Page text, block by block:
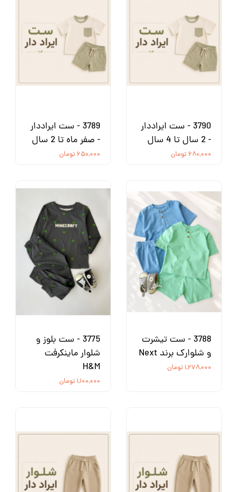
3790 - ست ایراددار
- 2 سال تا 4 سال
۶۸۰,۰۰۰ تومان
3789 - ست ایراددار
- صفر ماه تا 2 سال
۶۵۰,۰۰۰ تومان
3788 - ست تیشرت
و شلوارک برند Next
۱,۲۷۸,۰۰۰ تومان
3775 - ست بلوز و
شلوار ماینکرفت
H&M
۱,۱۰۰,۰۰۰ تومان